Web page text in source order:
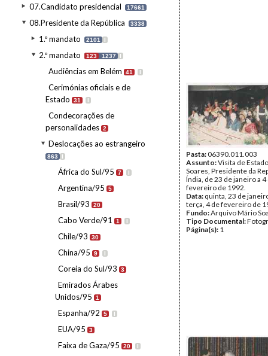
07.Candidato presidencial 17661
08.Presidente da República 3338
1.º mandato 2101 I
2.º mandato 123 1237 I
Audiências em Belém 41 I
Cerimónias oficiais e de
Estado
31 I
Condecorações de
personalidades 2
Deslocações ao estrangeiro
863 I
África do Sul/95 7 I
Argentina/95 5
Brasil/93 20
Cabo Verde/91 1 I
Chile/93 30
China/95 9 I
Coreia do Sul/93 3
Emirados Árabes
Unidos/95
1
Espanha/92 5 I
EUA/95 3
Faixa de Gaza/95 20 I
Pasta:06390.011.003
Assunto:Visita de
Soares, Presidente da
Índia, de 23 de janeiro a 4
fevereiro de 1992.
Data: quinta, 23 de
terça, 4 de fevereiro de
Fundo:Arquivo Mário
Tipo Documental:
Página(s): 1